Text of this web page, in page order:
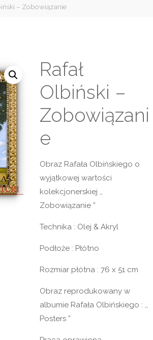
– Zobowiązanie
Rafał
Olbiński –
Zobowiązani
e
Obraz Rafała Olbińskiego o
wyjątkowej wartości
kolekcjonerskiej ,,
Zobowiązanie ”
Technika : Olej & Akryl
Podłoże : Płótno
Rozmiar płótna : 76 x 51 cm
Obraz reprodukowany w
albumie Rafała Olbińskiego : ,,
Posters ”